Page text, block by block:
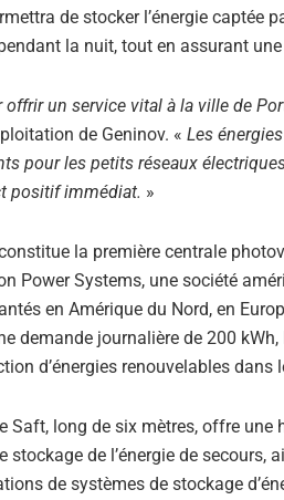
de stocker l’énergie captée
la nuit, tout en assurant
un service vital à la ville de
de Geninov. « Les
pour les petits réseaux
positif immédiat. »
la première centrale
Power Systems, une société
en Amérique du Nord, en
demande journalière de 200
d’énergies renouvelables dans
long de six mètres, offre une
de l’énergie de
de systèmes de stockage